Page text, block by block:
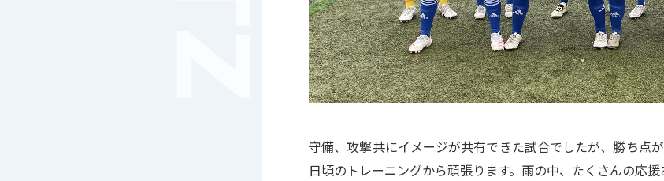
守備、攻撃共にイメージが共有できた試合でしたが、勝ち点
日頃のトレーニングから頑張ります。雨の中、たくさんの応援